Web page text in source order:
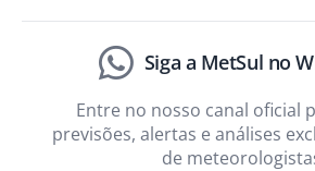
Siga a MetSul no
Entre no nosso canal oficial
previsões, alertas e análises
de